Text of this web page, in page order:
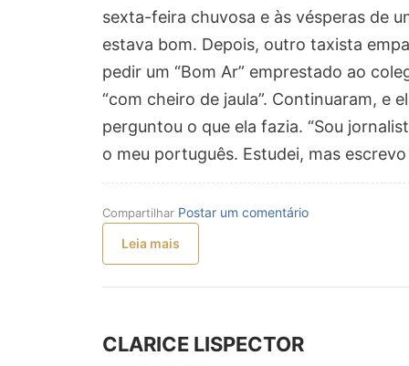
sexta-feira chuvosa e às vésperas de
estava bom. Depois, outro taxista
pedir um “Bom Ar” emprestado ao
“com cheiro de jaula”. Continuaram, e
perguntou o que ela fazia. “Sou
o meu português. Estudei, mas escrevo
Compartilhar Postar um comentário
Leia mais
CLARICE LISPECTOR